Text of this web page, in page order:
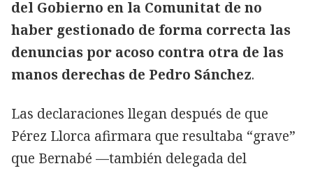
del Gobierno en la Comunitat de no
haber gestionado de forma correcta las
denuncias por acoso contra otra de las
manos derechas de Pedro Sánchez.
Las declaraciones llegan después de que
Pérez Llorca afirmara que resultaba “grave”
que Bernabé —también delegada del